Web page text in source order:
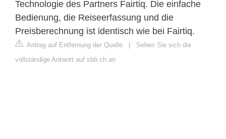
Technologie des Partners Fairtiq. Die einfache
Bedienung, die Reiseerfassung und die
Preisberechnung ist identisch wie bei Fairtiq.
Antrag auf Entfernung der Quelle | Sehen Sie sich die
vollständige Antwort auf sbb.ch an